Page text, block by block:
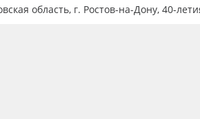
область, г. Ростов-на-Дону, 40-